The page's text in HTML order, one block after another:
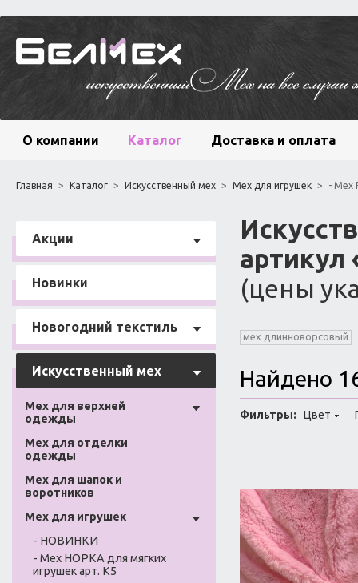
О компании Каталог Доставка и оплата
Главная > Каталог > Искусственный мех > Мех для игрушек > - Мех
Акции
Новинки
Новогодний текстиль
Искусственный мех
Мех для верхней
одежды
Мех для отделки
одежды
Мех для шапок и
воротников
Мех для игрушек
- НОВИНКИ
- Мех НОРКА для мягких
игрушек арт. К5
артикул
(цены
мех длинноворсовый
Найдено
Фильтры: Цвет